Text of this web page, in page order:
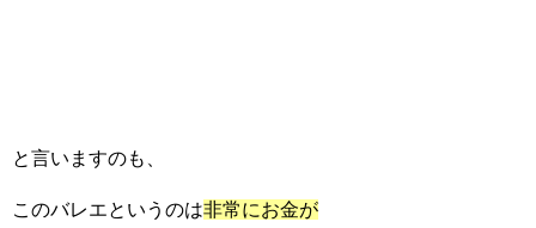
と言いますのも、
このバレエというのは非常にお金が